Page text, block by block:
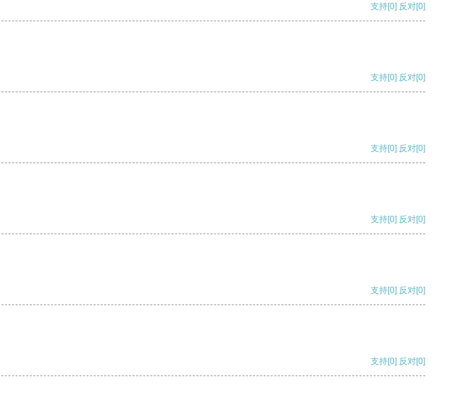
支持[0] 反对[0]
支持[0] 反对[0]
支持[0] 反对[0]
支持[0] 反对[0]
支持[0] 反对[0]
支持[0] 反对[0]